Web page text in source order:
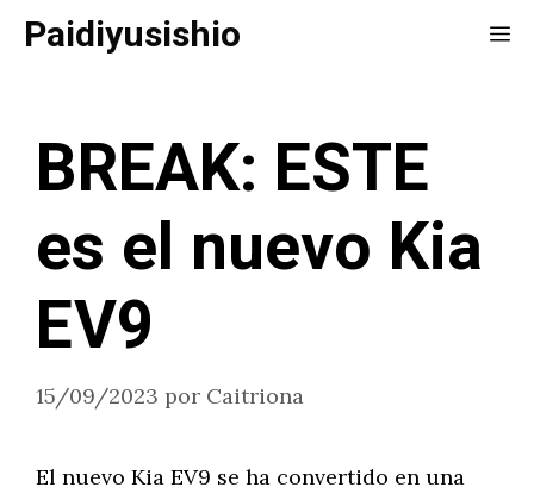
SaltarPaidiyusishio
BREAK: ESTE
es el nuevo Kia
EV9
15/09/2023 por Caitriona
El nuevo Kia EV9 se ha convertido en una